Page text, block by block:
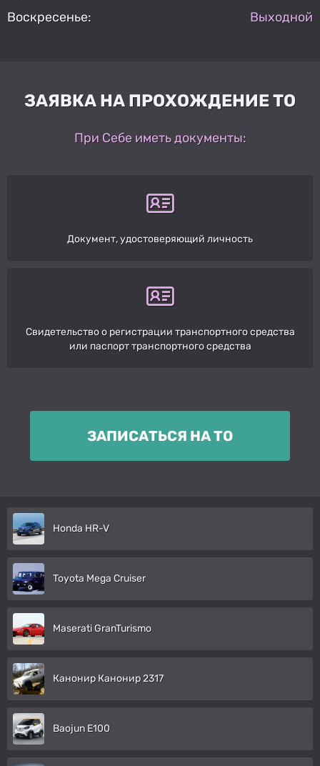
Воскресенье:
Выходной
ЗАЯВКА НА ПРОХОЖДЕНИЕ ТО
При Себе иметь документы:
Документ, удостоверяющий личность
Свидетельство о регистрации транспортного средства
или паспорт транспортного средства
ЗАПИСАТЬСЯ НА ТО
Honda HR-V
Toyota Mega Cruiser
Maserati GranTurismo
Канонир Канонир 2317
Baojun E100